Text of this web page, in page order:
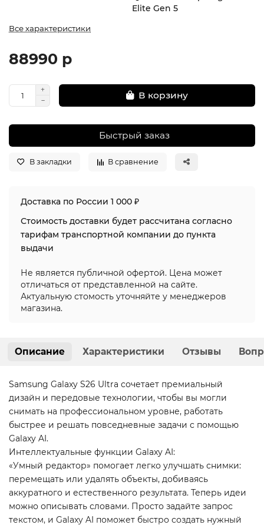
Elite Gen 5
Все характеристики
88990 р
В корзину
Быстрый заказ
В закладки В сравнение
Доставка по России 1 000 ₽
Стоимость доставки будет рассчитана согласно
тарифам транспортной компании до пункта
выдачи
Не является публичной офертой. Цена может
отличаться от представленной на сайте.
Актуальную стомость уточняйте у менеджеров
магазина.
Описание Характеристики Отзывы
Samsung Galaxy S26 Ultra сочетает премиальный
дизайн и передовые технологии, чтобы вы могли
снимать на профессиональном уровне, работать
быстрее и решать повседневные задачи с помощью
Galaxy AI.
Интеллектуальные функции Galaxy AI:
«Умный редактор» помогает легко улучшать снимки:
перемещать или удалять объекты, добиваясь
аккуратного и естественного результата. Теперь идеи
можно описывать словами. Просто задайте запрос
текстом, и Galaxy AI поможет быстро создать нужный